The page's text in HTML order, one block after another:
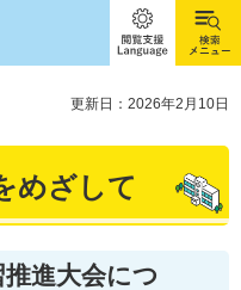
閲覧支
援
Language
検索メ
ニュー
更新日：2026年2月10日
めざして
進大会につ